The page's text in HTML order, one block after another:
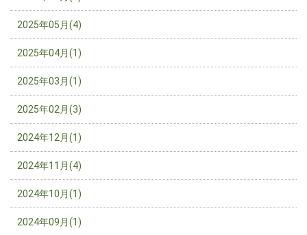
2025年05月(4)
2025年04月(1)
2025年03月(1)
2025年02月(3)
2024年12月(1)
2024年11月(4)
2024年10月(1)
2024年09月(1)